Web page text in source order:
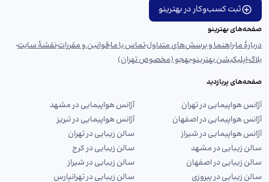
ثبت کسب‌وکار در بهترینو
صفحه‌های بهترینو
دربارهٔ ماراهنما و پرسش‌های متداولتماس با ماقوانین و مقرراتنقشهٔ سایت
بلاگاپلیکیشن بهترینوبهجو (مخصوص تهران)
صفحه‌های پربازدید
آژانس هواپیمایی در تهران
آژانس هواپیمایی در مشهد
آژانس هواپیمایی در اصفهان
آژانس هواپیمایی در تبریز
آژانس هواپیمایی در شیراز
سالن زیبایی در تهران
سالن زیبایی در مشهد
سالن زیبایی در کرج
سالن زیبایی در اصفهان
سالن زیبایی در شیراز
سالن زیبایی در پیروزی
سالن زیبایی در تهرانپارس